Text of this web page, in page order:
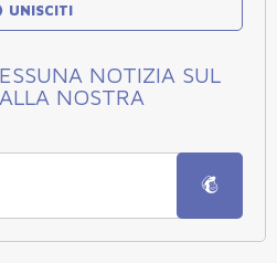
UNISCITI
NOTIZIA SUL
NOSTRA